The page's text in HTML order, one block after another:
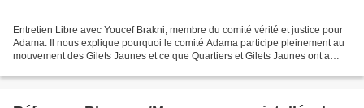
Entretien Libre avec Youcef Brakni, membre du comité vérité et justice pour
Adama. Il nous explique pourquoi le comité Adama participe pleinement au
mouvement des Gilets Jaunes et ce que Quartiers et Gilets Jaunes ont a